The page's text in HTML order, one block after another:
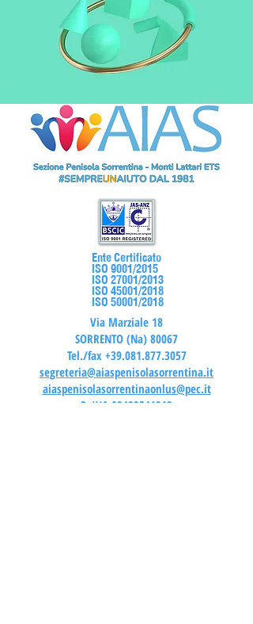
Ente Certificato
ISO 9001/2015
ISO 27001/2013
ISO 45001/2018
ISO 50001/2018
Via Marziale 18
SORRENTO (Na) 80067
Tel./fax +39.081.877.3057
segreteria@aiaspenisolasorrentina.it
aiaspenisolasorrentinaonlus@pec.it
P. IVA 03422541213